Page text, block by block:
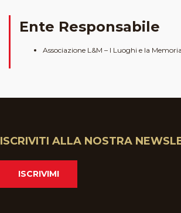
Ente Responsabile
Associazione L&M – I Luoghi e la Memoria
ISCRIVITI ALLA NOSTRA
ISCRIVIMI